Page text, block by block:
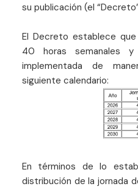
su publicación (el
El Decreto establece
40 horas semanales
implementada de
siguiente calendario:
En términos de lo
distribución de la jornada